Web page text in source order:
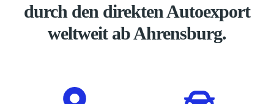
durch den direkten Autoexport
weltweit ab Ahrensburg.